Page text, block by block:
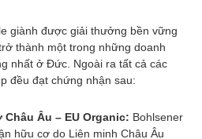
giành được giải thưởng bền vững
thành một trong những doanh
nhất ở Đức. Ngoài ra tất cả các
đều đạt chứng nhận sau:
Âu – EU Organic: Bohlsener
hữu cơ do Liên minh Châu Âu